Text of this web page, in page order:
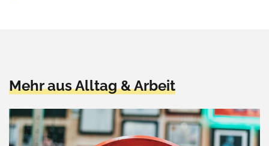
Mehr aus Alltag & Arbeit